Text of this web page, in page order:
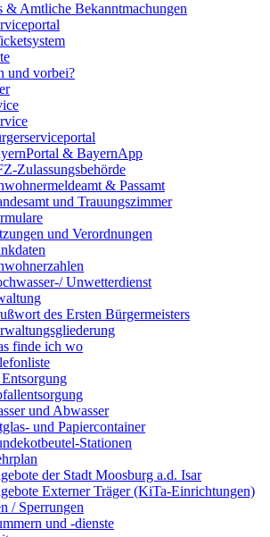
& Amtliche Bekanntmachungen
und vorbei?
& BayernApp
Zulassungsbehörde
& Passamt
und Trauungszimmer
und Verordnungen
Unwetterdienst
des Ersten Bürgermeisters
finde ich wo
und Abwasser
und Papiercontainer
Stationen
der Stadt Moosburg a.d. Isar
Externer Träger (KiTa-Einrichtungen)
/ Sperrungen
und -dienste